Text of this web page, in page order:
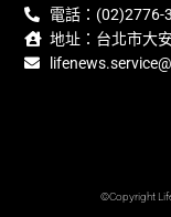
電話：(02)2776-
地址：台北市大
©Copyright